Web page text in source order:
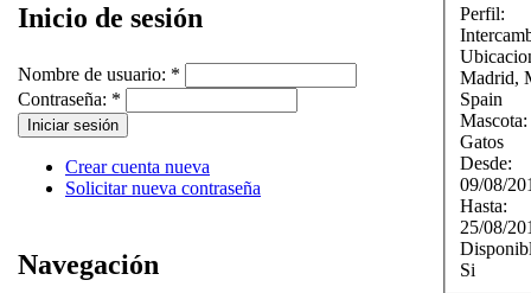
Inicio de sesión
Nombre de usuario: *
Contraseña: *
Crear cuenta nueva
Solicitar nueva contraseña
Navegación
Perfil:
Madrid,
Spain
Mascota:
Gatos
Desde:
09/08/
Hasta:
25/08/
Si